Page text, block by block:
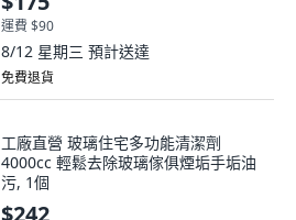
運費 $90
8/12 星期三 預計送達
免費退貨
工廠直營 玻璃住宅多功能清潔劑
4000cc 輕鬆去除玻璃傢俱煙垢手垢油
污, 1個
$242